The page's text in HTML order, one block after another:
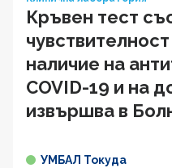
Кръвен тест
наличие на
COVID-19 и на
извършва в
УМБАЛ Токуда